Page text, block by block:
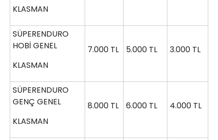
KLASMAN
SÜPERENDURO
HOBİ GENEL
KLASMAN
7.000 TL 5.000 TL 3.000 TL
SÜPERENDURO
GENÇ GENEL
KLASMAN
8.000 TL 6.000 TL 4.000 TL